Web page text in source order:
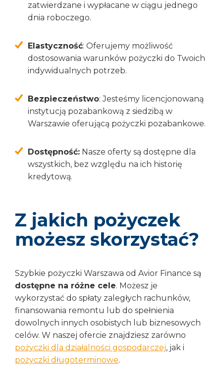
zatwierdzane i wypłacane w ciągu jednego
dnia roboczego.
Elastyczność: Oferujemy możliwość
dostosowania warunków pożyczki do Twoich
indywidualnych potrzeb.
Bezpieczeństwo: Jesteśmy licencjonowaną
instytucją pozabankową z siedzibą w
Warszawie oferującą pożyczki pozabankowe.
Dostępność:Nasze oferty są dostępne dla
wszystkich, bez względu na ich historię
kredytową.
Z jakich pożyczek
możesz skorzystać?
Szybkie pożyczki Warszawa od Avior Finance są
dostępne na różne cele. Możesz je
wykorzystać do spłaty zaległych rachunków,
finansowania remontu lub do spełnienia
dowolnych innych osobistych lub biznesowych
celów. W naszej ofercie znajdziesz zarówno
pożyczki dla działalności gospodarczej, jak i
pożyczki długoterminowe.